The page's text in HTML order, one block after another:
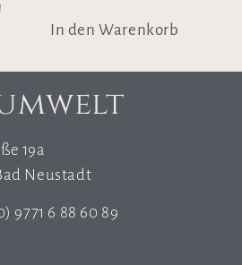
In den Warenkorb
19a
Neustadt
9771 6 88 60 89